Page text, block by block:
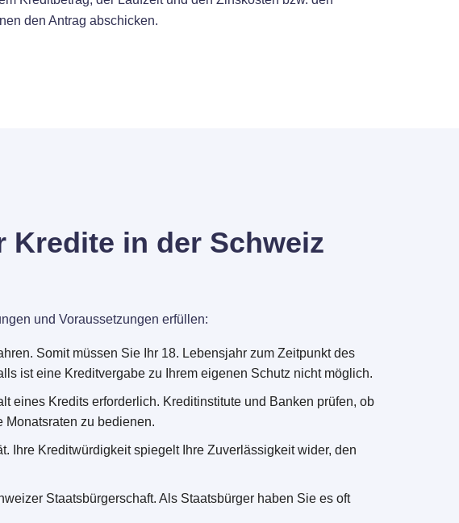
den Antrag abschicken.
in der Schweiz
und Voraussetzungen erfüllen:
Somit müssen Sie Ihr 18. Lebensjahr zum Zeitpunkt des
ist eine Kreditvergabe zu Ihrem eigenen Schutz nicht möglich.
eines Kredits erforderlich. Kreditinstitute und Banken prüfen, ob
Monatsraten zu bedienen.
Ihre Kreditwürdigkeit spiegelt Ihre Zuverlässigkeit wider, den
Staatsbürgerschaft. Als Staatsbürger haben Sie es oft